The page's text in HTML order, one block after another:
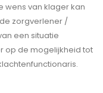
wens van klager kan
zorgverlener /
een situatie
op de mogelijkheid tot